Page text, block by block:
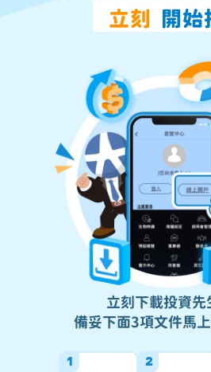
立刻 開始
立刻下載投資先
備妥下面3項文件馬上
1 2